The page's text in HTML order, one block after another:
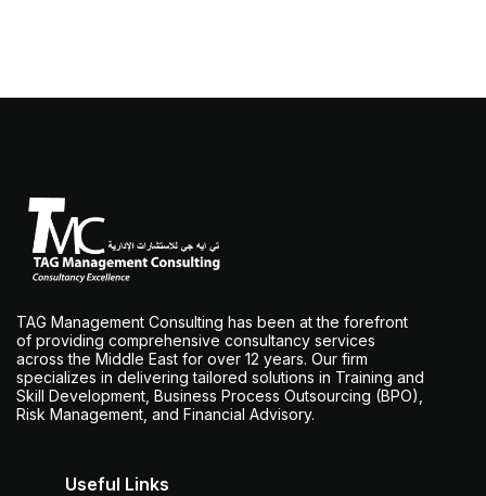
TAG Management Consulting has been at the forefront
of providing comprehensive consultancy services
across the Middle East for over 12 years. Our firm
specializes in delivering tailored solutions in Training and
Skill Development, Business Process Outsourcing (BPO),
Risk Management, and Financial Advisory.
Useful Links